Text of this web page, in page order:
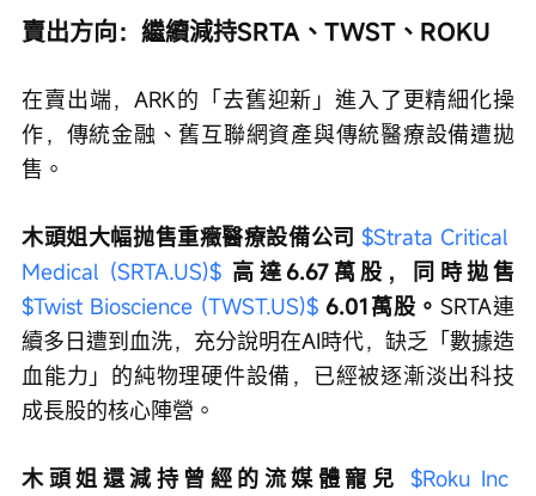
賣出方向：繼續減持SRTA、TWST、ROKU
在賣出端，ARK的「去舊迎新」進入了更精細化操
作，傳統金融、舊互聯網資產與傳統醫療設備遭拋
售。
木頭姐大幅抛售重癥醫療設備公司 $Strata Critical
Medical (SRTA.US)$ 高達6.67萬股，同時拋售
$Twist Bioscience (TWST.US)$ 6.01萬股。 SRTA連
續多日遭到血洗，充分說明在AI時代，缺乏「數據造
血能力」的純物理硬件設備，已經被逐漸淡出科技
成長股的核心陣營。
木頭姐還減持曾經的流媒體寵兒 $Roku Inc